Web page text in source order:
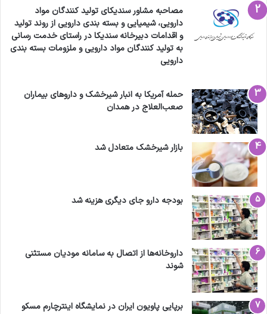
مصاحبه مشاور سندیکای تولید کنندگان مواد
دارویی، شیمیایی و بسته بندی دارویی از روند تولید
و اقدامات دبیرخانه سندیکا در راستای خدمت رسانی
به تولید کنندگان مواد دارویی و ملزومات بسته بندی
دارویی
حمله آمریکا به انبار شیرخشک و داروهای بیماران
صعب‌العلاج در همدان
بازار شیرخشک متعادل شد
بودجه دارو جای دیگری هزینه شد
داروخانه‌ها از اتصال به سامانه مودیان مستثنی
شوند
برپایی پاویون ایران در نمایشگاه اینترچارم مسکو